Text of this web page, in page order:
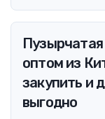
оптом из
закупить и
выгодно